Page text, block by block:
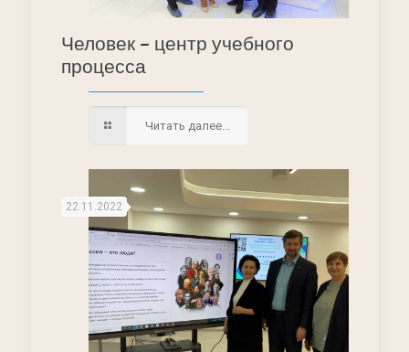
Человек – центр учебного
процесса
Читать далее...
22.11.2022